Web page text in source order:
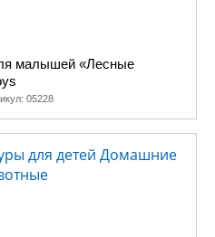
малышей «Лесные
05228